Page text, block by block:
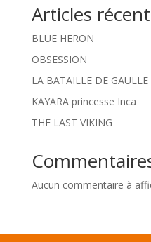
Articles
BLUE HERON
OBSESSION
LA BATAILLE DE
KAYARA princesse Inca
THE LAST VIKING
Aucun commentaire à